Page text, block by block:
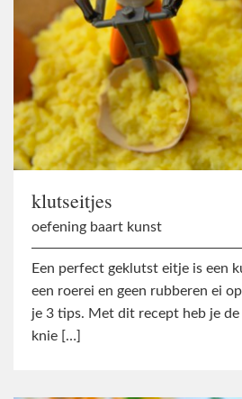
klutseitjes
oefening baart kunst
Een perfect geklutst eitje is een
een roerei en geen rubberen ei
je 3 tips. Met dit recept heb je
knie […]